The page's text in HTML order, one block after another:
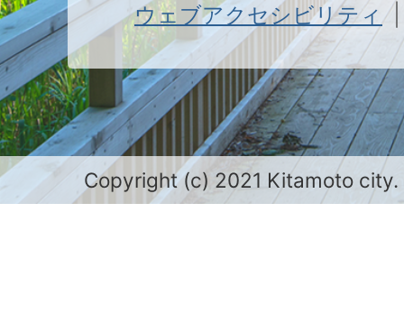
ウェブアクセシビリティ
Copyright (c) 2021 Kitamoto city.